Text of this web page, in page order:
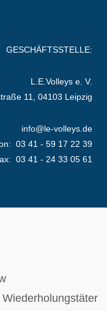
GESCHÄFTSSTELLE:
L.E.Volleys e. V.
11, 04103 Leipzig
info@le-volleys.de
03 41 - 59 17 22 39
03 41 - 24 33 05 61